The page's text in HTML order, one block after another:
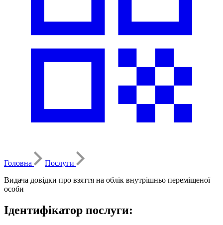
Головна
Послуги
Видача довідки про взяття на облік внутрішньо переміщеної
особи
Ідентифікатор послуги: